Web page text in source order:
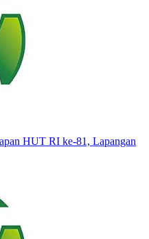
HUT RI ke-81, Lapangan